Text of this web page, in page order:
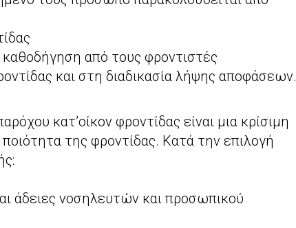
καθοδήγηση από τους φροντιστές
και στη διαδικασία λήψης αποφάσεων.
κατ’οίκον φροντίδας είναι μια κρίσιμη
της φροντίδας. Κατά την επιλογή
άδειες νοσηλευτών και προσωπικού